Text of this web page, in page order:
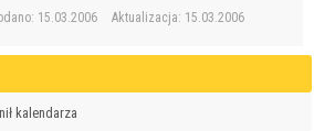
15.03.2006 Aktualizacja: 15.03.2006
kalendarza